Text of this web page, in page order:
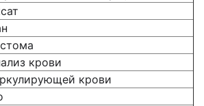
крови
крови